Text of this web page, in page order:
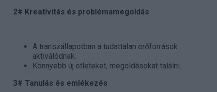
2# Kreativitás és problémamegoldás
A transzállapotban a tudattalan erőforrások
aktiválódnak.
Könnyebb új ötleteket, megoldásokat találni.
3# Tanulás és emlékezés